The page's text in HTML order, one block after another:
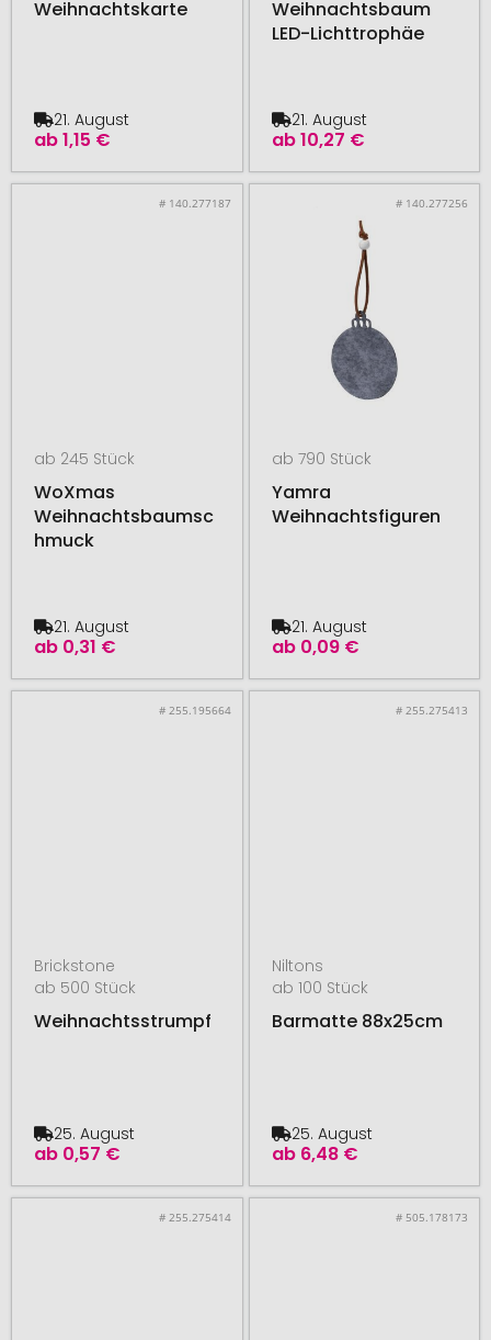
Weihnachtskarte
ab1,15 €
21. August
Weihnachtsbaum
LED-Lichttrophäe
ab10,27 €
21. August
# 140.277187
ab 245 Stück
WoXmas
Weihnachtsbaumsc
hmuck
ab 0,31 €
21. August
# 140.277256
ab 790 Stück
Yamra
Weihnachtsfiguren
ab 0,09 €
21. August
# 255.195664
Brickstone
ab 500 Stück
Weihnachtsstrumpf
ab 0,57 €
25. August
# 255.275413
Niltons
ab 100 Stück
Barmatte 88x25cm
ab 6,48 €
25. August
# 255.275414 # 505.178173